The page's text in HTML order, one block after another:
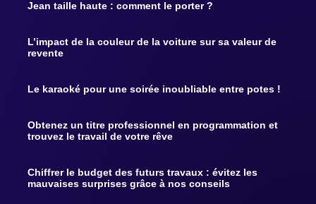
Jean taille haute : comment le porter ?
L’impact de la couleur de la voiture sur sa valeur de
revente
Le karaoké pour une soirée inoubliable entre potes !
Obtenez un titre professionnel en programmation et
trouvez le travail de votre rêve
Chiffrer le budget des futurs travaux : évitez les
mauvaises surprises grâce à nos conseils